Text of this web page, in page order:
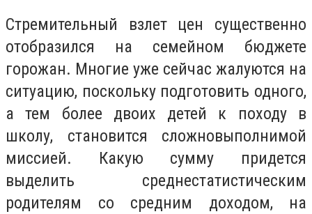
Стремительный взлет цен существенно
отобразился на семейном бюджете
горожан. Многие уже сейчас жалуются на
ситуацию, поскольку подготовить одного,
а тем более двоих детей к походу в
школу, становится сложновыполнимой
миссией. Какую сумму придется
выделить среднестатистическим
родителям со средним доходом, на